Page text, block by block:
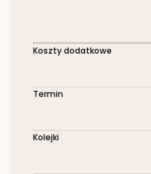
Koszty dodatkowe
Termin
Kolejki